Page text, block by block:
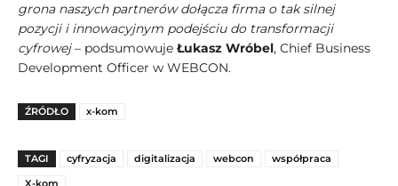
grona naszych partnerów dołącza firma o tak silnej
pozycji i innowacyjnym podejściu do transformacji
cyfrowej– podsumowuje Łukasz Wróbel, Chief Business
Development Officer w WEBCON.
ŹRÓDŁO x-kom
TAGI cyfryzacja digitalizacja webcon
współpraca
X-kom